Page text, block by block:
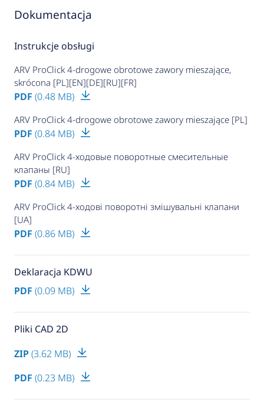
Dokumentacja
Instrukcje obsługi
ARV ProClick 4-drogowe obrotowe zawory mieszające,
skrócona [PL][EN][DE][RU][FR]
PDF (0.48 MB)
ARV ProClick 4-drogowe obrotowe zawory mieszające [PL]
PDF (0.84 MB)
ARV ProClick 4-ходовые поворотные смесительные
клапаны [RU]
PDF (0.84 MB)
ARV ProClick 4-ходові поворотні змішувальні клапани
[UA]
PDF (0.86 MB)
Deklaracja KDWU
PDF (0.09 MB)
Pliki CAD 2D
ZIP (3.62 MB)
PDF (0.23 MB)